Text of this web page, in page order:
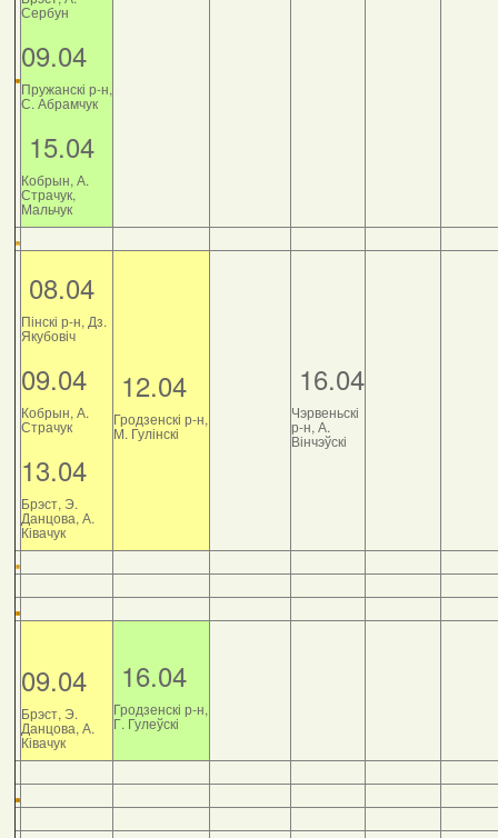
Сербун
09.04
Пружанскі р-н,
С. Абрамчук
15.04
Кобрын, А.
Страчук,
Мальчук
08.04
Пінскі р-н, Дз.
Якубовіч
09.04
Кобрын, А.
Страчук
13.04
Брэст, Э.
Данцова, А.
Ківачук
12.04
Гродзенскі р-н,
М. Гулінскі
16.04
Чэрвеньскі
р-н, А.
Вінчэўскі
09.04
Брэст, Э.
Данцова, А.
Ківачук
16.04
Гродзенскі р-н,
Г. Гулеўскі